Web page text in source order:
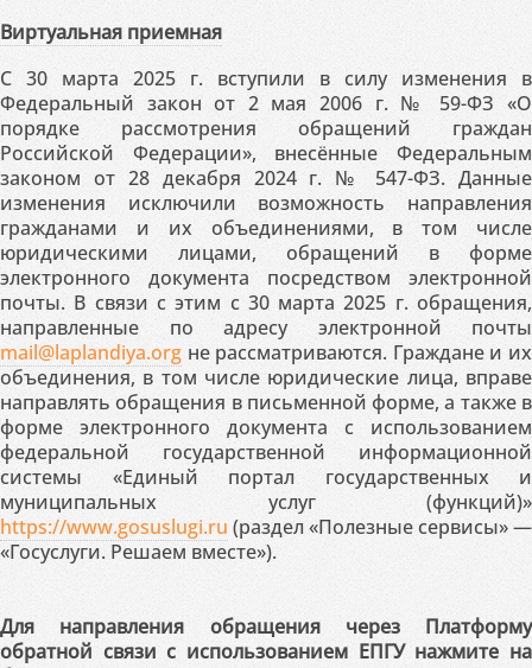
Виртуальная приемная
С 30 марта 2025 г. вступили в силу изменения в
Федеральный закон от 2 мая 2006 г. № 59-ФЗ «О
порядке рассмотрения обращений граждан
Российской Федерации», внесённые Федеральным
законом от 28 декабря 2024 г. № 547-ФЗ. Данные
изменения исключили возможность направления
гражданами и их объединениями, в том числе
юридическими лицами, обращений в форме
электронного документа посредством электронной
почты. В связи с этим с 30 марта 2025 г. обращения,
направленные по адресу электронной почты
mail@laplandiya.org не рассматриваются. Граждане и их
объединения, в том числе юридические лица, вправе
направлять обращения в письменной форме, а также в
форме электронного документа с использованием
федеральной государственной информационной
системы «Единый портал государственных и
муниципальных услуг (функций)»
https://www.gosuslugi.ru (раздел «Полезные сервисы» —
«Госуслуги. Решаем вместе»).
Для направления обращения через Платформу
обратной связи с использованием ЕПГУ нажмите на